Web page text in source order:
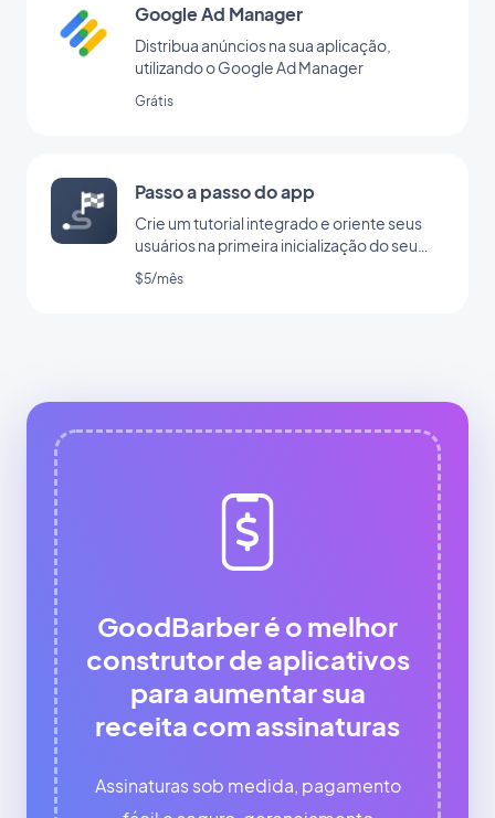
Google Ad Manager
Distribua anúncios na sua aplicação,
utilizando o Google Ad Manager
Grátis
Passo a passo do app
Crie um tutorial integrado e oriente seus
usuários na primeira inicialização do seu
app
$5/mês
GoodBarber é o melhor
construtor de aplicativos
para aumentar sua
receita com assinaturas
Assinaturas sob medida, pagamento